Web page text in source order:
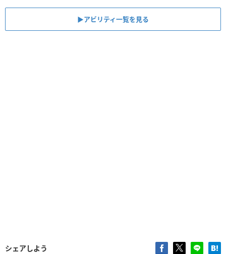
▶︎アビリティ一覧を見る
シェアしよう